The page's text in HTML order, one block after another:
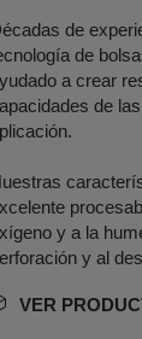
de
de
a crear
de
y a la
y al
VER